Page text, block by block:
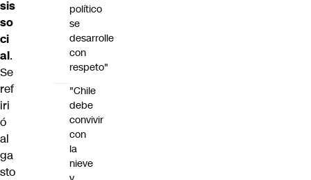
sis
so
ci
al.
Se
ref
iri
ó
al
ga
sto
político
se
desarrolle
con
respeto"
"Chile
debe
convivir
con
la
nieve